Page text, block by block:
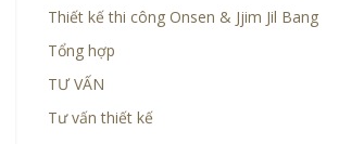
Thiết kế thi công Onsen & Jjim Jil Bang
Tổng hợp
TƯ VẤN
Tư vấn thiết kế